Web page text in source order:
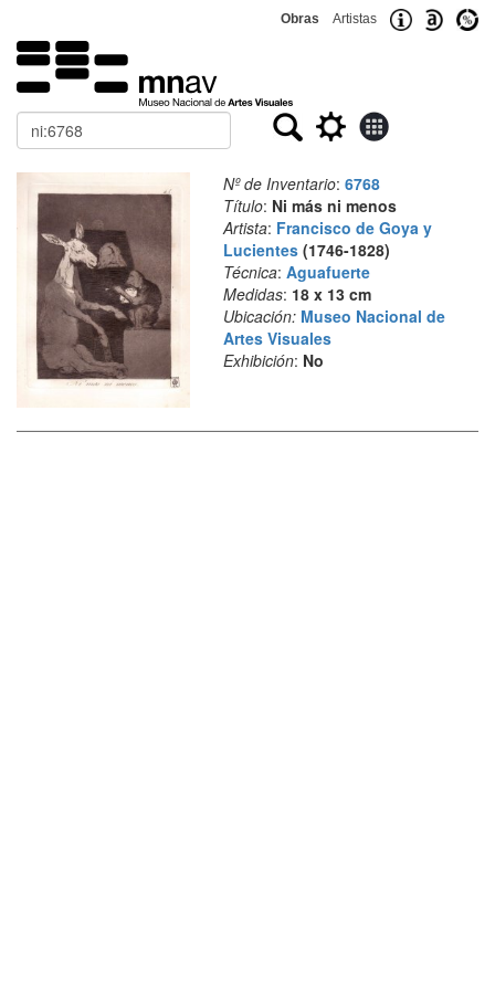
Obras Artistas
Buscar
Nº de Inventario: 6768
Título: Ni más ni menos
Artista: Francisco de Goya y
Lucientes(1746-1828)
Técnica: Aguafuerte
Medidas: 18 x 13 cm
Ubicación: Museo Nacional de
Artes Visuales
Exhibición: No